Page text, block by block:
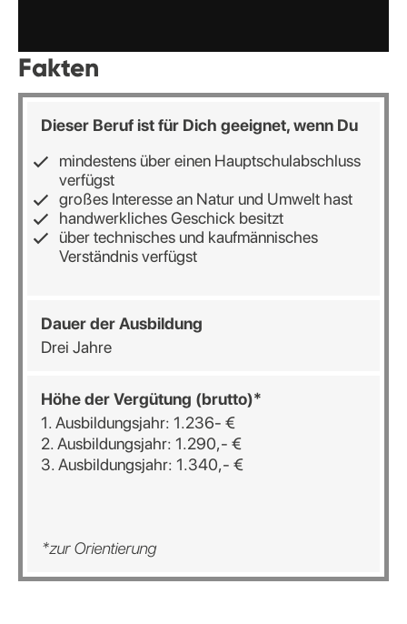
Fakten
Dieser Beruf ist für Dich geeignet, wenn Du
mindestens über einen Hauptschulabschluss
verfügst
großes Interesse an Natur und Umwelt hast
handwerkliches Geschick besitzt
über technisches und kaufmännisches
Verständnis verfügst
Dauer der Ausbildung
Drei Jahre
Höhe der Vergütung (brutto)*
1. Ausbildungsjahr: 1.236- €
2. Ausbildungsjahr: 1.290,- €
3. Ausbildungsjahr: 1.340,- €
*zur Orientierung